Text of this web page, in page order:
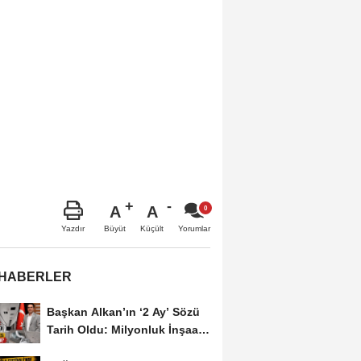
Yazdır
A
Büyüt
A
Küçült Yorumlar
Başkan Alkan’ın ‘2 Ay’ Sözü
Tarih Oldu: Milyonluk İnşaat